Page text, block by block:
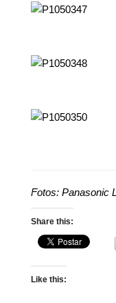
Fotos: Panasonic
Share this:
Like this: